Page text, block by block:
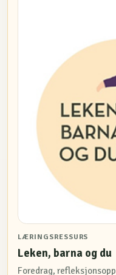
LÆRINGSRESSURS
Leken, barna og du
Foredrag,